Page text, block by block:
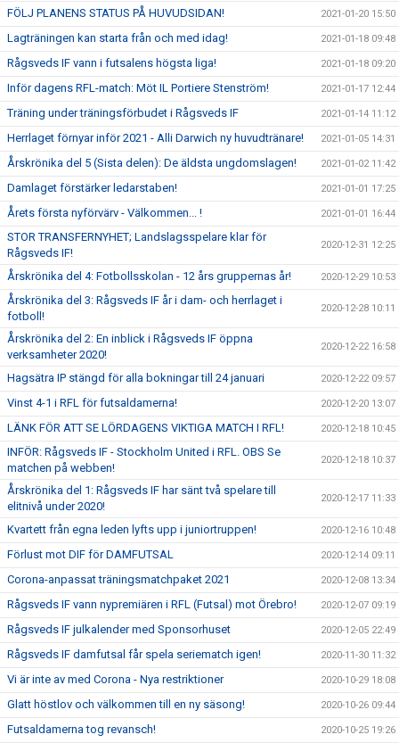
FÖLJ PLANENS STATUS PÅ HUVUDSIDAN! 2021-01-20 15:50
Lagträningen kan starta från och med idag! 2021-01-18 09:48
Rågsveds IF vann i futsalens högsta liga! 2021-01-18 09:20
Inför dagens RFL-match: Möt IL Portiere Stenström! 2021-01-17 12:44
Träning under träningsförbudet i Rågsveds IF 2021-01-14 11:12
Herrlaget förnyar inför 2021 - Alli Darwich ny huvudtränare! 2021-01-05 14:31
Årskrönika del 5 (Sista delen): De äldsta ungdomslagen! 2021-01-02 11:42
Damlaget förstärker ledarstaben! 2021-01-01 17:25
Årets första nyförvärv - Välkommen... ! 2021-01-01 16:44
STOR TRANSFERNYHET; Landslagsspelare klar för
Rågsveds IF!
2020-12-31 12:25
Årskrönika del 4: Fotbollsskolan - 12 års gruppernas år! 2020-12-29 10:53
Årskrönika del 3: Rågsveds IF år i dam- och herrlaget i
fotboll!
2020-12-28 10:11
Årskrönika del 2: En inblick i Rågsveds IF öppna
verksamheter 2020!
2020-12-22 16:58
Hagsätra IP stängd för alla bokningar till 24 januari 2020-12-22 09:57
Vinst 4-1 i RFL för futsaldamerna! 2020-12-20 13:07
LÄNK FÖR ATT SE LÖRDAGENS VIKTIGA MATCH I RFL! 2020-12-18 10:45
INFÖR: Rågsveds IF - Stockholm United i RFL. OBS Se
matchen på webben!
2020-12-18 10:37
Årskrönika del 1: Rågsveds IF har sänt två spelare till
elitnivå under 2020!
2020-12-17 11:33
Kvartett från egna leden lyfts upp i juniortruppen! 2020-12-16 10:48
Förlust mot DIF för DAMFUTSAL 2020-12-14 09:11
Corona-anpassat träningsmatchpaket 2021 2020-12-08 13:34
Rågsveds IF vann nypremiären i RFL (Futsal) mot Örebro! 2020-12-07 09:19
Rågsveds IF julkalender med Sponsorhuset 2020-12-05 22:49
Rågsveds IF damfutsal får spela seriematch igen! 2020-11-30 11:32
Vi är inte av med Corona - Nya restriktioner 2020-10-29 18:08
Glatt höstlov och välkommen till en ny säsong! 2020-10-26 09:44
Futsaldamerna tog revansch! 2020-10-25 19:26